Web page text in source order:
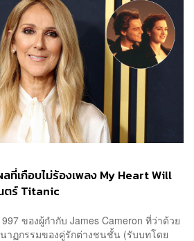
ที่เกือบไม่ร้องเพลง My Heart Will
ตร์ Titanic
ของผู้กำกับ James Cameron ที่ว่าด้วย
าฏกรรมของคู่รักต่างชนชั้น (รับบทโดย